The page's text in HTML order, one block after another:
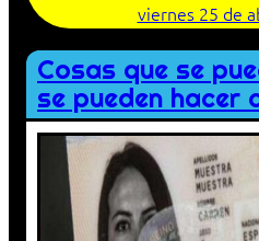
viernes 25 de
Cosas que se
se pueden hacer